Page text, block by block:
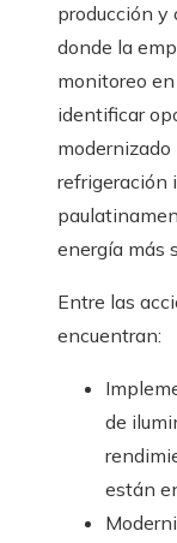
producción y
donde la
monitoreo
identificar
refrigeración
energía más
Entre las
encuentran:
de
están